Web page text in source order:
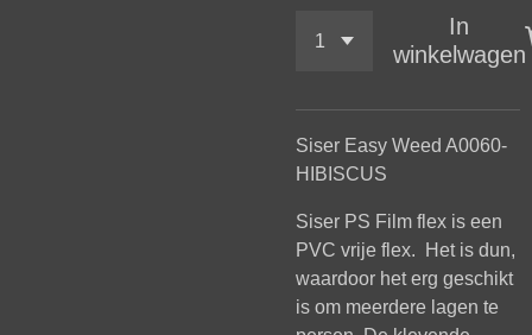
In
winkelwagen
Siser Easy Weed A0060-
HIBISCUS
Siser PS Film flex is een
PVC vrije flex. Het is dun,
waardoor het erg geschikt
is om meerdere lagen te